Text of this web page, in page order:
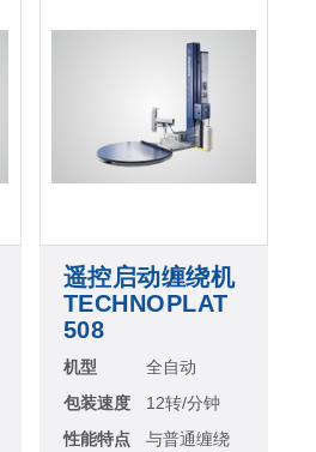
遥控启动缠绕机
TECHNOPLAT
508
机型
全自动
包装速度
12转/分钟
性能特点
与普通缠绕